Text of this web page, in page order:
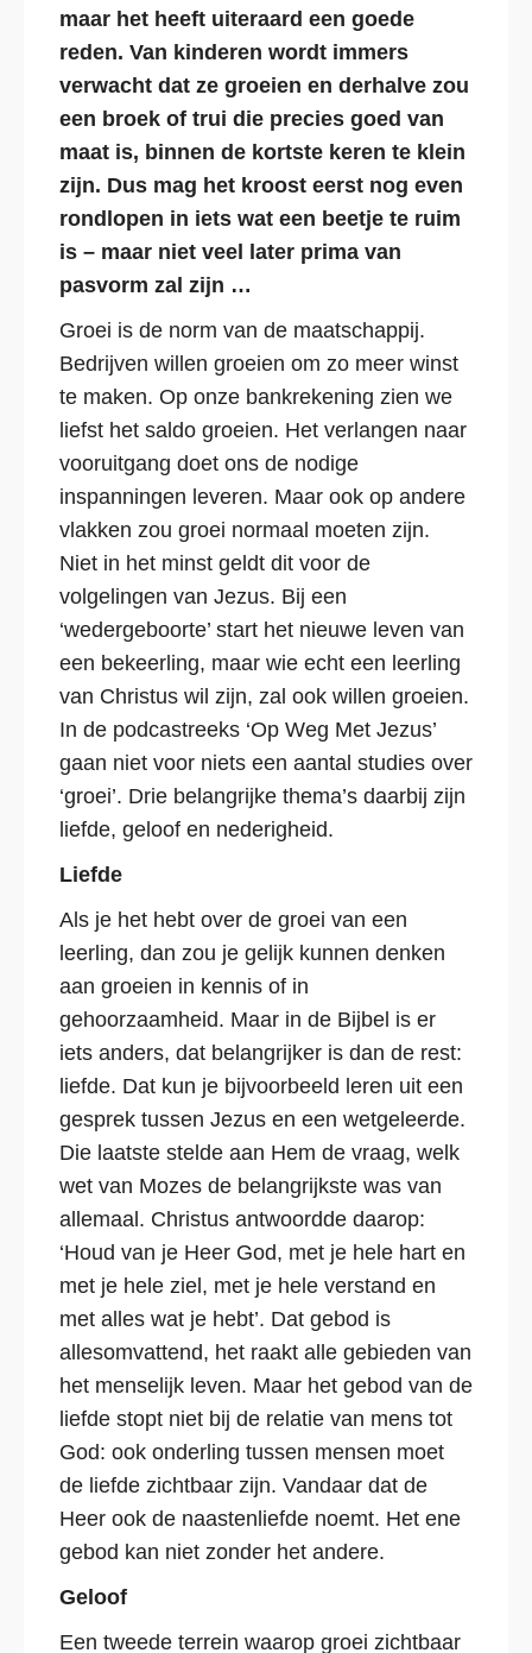
maar het heeft uiteraard een goede
reden. Van kinderen wordt immers
verwacht dat ze groeien en derhalve zou
een broek of trui die precies goed van
maat is, binnen de kortste keren te klein
zijn. Dus mag het kroost eerst nog even
rondlopen in iets wat een beetje te ruim
is – maar niet veel later prima van
pasvorm zal zijn …
Groei is de norm van de maatschappij.
Bedrijven willen groeien om zo meer winst
te maken. Op onze bankrekening zien we
liefst het saldo groeien. Het verlangen naar
vooruitgang doet ons de nodige
inspanningen leveren. Maar ook op andere
vlakken zou groei normaal moeten zijn.
Niet in het minst geldt dit voor de
volgelingen van Jezus. Bij een
‘wedergeboorte’ start het nieuwe leven van
een bekeerling, maar wie echt een leerling
van Christus wil zijn, zal ook willen groeien.
In de podcastreeks ‘Op Weg Met Jezus’
gaan niet voor niets een aantal studies over
‘groei’. Drie belangrijke thema’s daarbij zijn
liefde, geloof en nederigheid.
Liefde
Als je het hebt over de groei van een
leerling, dan zou je gelijk kunnen denken
aan groeien in kennis of in
gehoorzaamheid. Maar in de Bijbel is er
iets anders, dat belangrijker is dan de rest:
liefde. Dat kun je bijvoorbeeld leren uit een
gesprek tussen Jezus en een wetgeleerde.
Die laatste stelde aan Hem de vraag, welk
wet van Mozes de belangrijkste was van
allemaal. Christus antwoordde daarop:
‘Houd van je Heer God, met je hele hart en
met je hele ziel, met je hele verstand en
met alles wat je hebt’. Dat gebod is
allesomvattend, het raakt alle gebieden van
het menselijk leven. Maar het gebod van de
liefde stopt niet bij de relatie van mens tot
God: ook onderling tussen mensen moet
de liefde zichtbaar zijn. Vandaar dat de
Heer ook de naastenliefde noemt. Het ene
gebod kan niet zonder het andere.
Geloof
Een tweede terrein waarop groei zichtbaar